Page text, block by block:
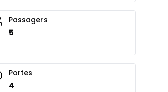
Passagers
5
Portes
4